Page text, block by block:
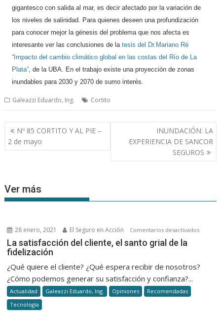
gigantesco con salida al mar, es decir afectado por la variación de
los niveles de salinidad. Para quienes deseen una profundización
para conocer mejor la génesis del problema que nos afecta es
interesante ver las conclusiones de latesis del Dr.Mariano Ré
“Impacto del cambio climático global en las costas del Río de La
Plata”, de la UBA. En el trabajo existe una proyección de zonas
inundables para 2030 y 2070 de sumo interés.
Galeazzi Eduardo, Ing. Cortito
Navegación
de
entradas
Nº 85 CORTITO Y AL PIE –
2 de mayo
INUNDACIÓN: LA
EXPERIENCIA DE SANCOR
SEGUROS
Ver más
28 enero, 2021 El Seguro en Acción Comentarios desactivadosen
La satisfacción del cliente, el santo grial de la
fidelización
¿Qué quiere el cliente? ¿Qué espera recibir de nosotros?
¿Cómo podemos generar su satisfacción y confianza?...
Actualidad Galeazzi Eduardo, Ing. Opiniones
Recomendadas
Tecnología